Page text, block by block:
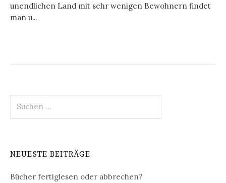
unendlichen Land mit sehr wenigen Bewohnern findet
man u...
nach:
NEUESTE BEITRÄGE
Bücher fertiglesen oder abbrechen?